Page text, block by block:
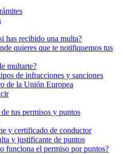
has recibido una multa?
quieres que te notifiquemos tus
multarte?
de infracciones y sanciones
de la Unión Europea
tus permisos y puntos
y certificado de conductor
y justificante de puntos
funciona el permiso por puntos?